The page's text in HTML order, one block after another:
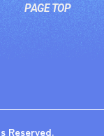
Reserved.
PAGE TOP